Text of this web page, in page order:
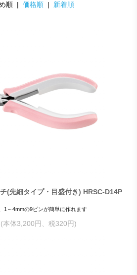
順 | 価格順 | 新着順
(先細タイプ・目盛付き) HRSC-D14P
1～4mmの9ピンが簡単に作れます
本体3,200円、税320円)